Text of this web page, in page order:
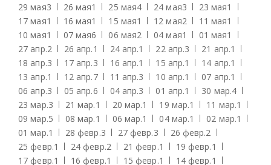
29 мая3 26 мая1 25 мая4 24 мая3 23 мая1
17 мая1 16 мая1 15 мая1 12 мая2 11 мая1
10 мая1 07 мая6 06 мая2 04 мая1 01 мая1
27 апр.2 26 апр.1 24 апр.1 22 апр.3 21 апр.1
18 апр.3 17 апр.3 16 апр.1 15 апр.1 14 апр.1
13 апр.1 12 апр.7 11 апр.3 10 апр.1 07 апр.1
06 апр.3 05 апр.6 04 апр.3 01 апр.1 30 мар.4
23 мар.3 21 мар.1 20 мар.1 19 мар.1 11 мар.1
09 мар.5 08 мар.1 06 мар.1 04 мар.1 02 мар.1
01 мар.1 28 февр.3 27 февр.3 26 февр.2
25 февр.1 24 февр.2 21 февр.1 19 февр.1
17 февр.1 16 февр.1 15 февр.1 14 февр.1